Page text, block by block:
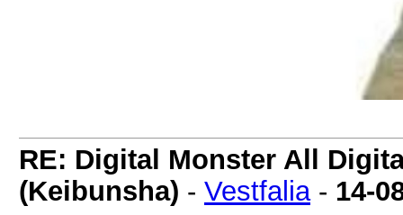
RE: Digital Monster All
(Keibunsha) - Vestfalia- 14-